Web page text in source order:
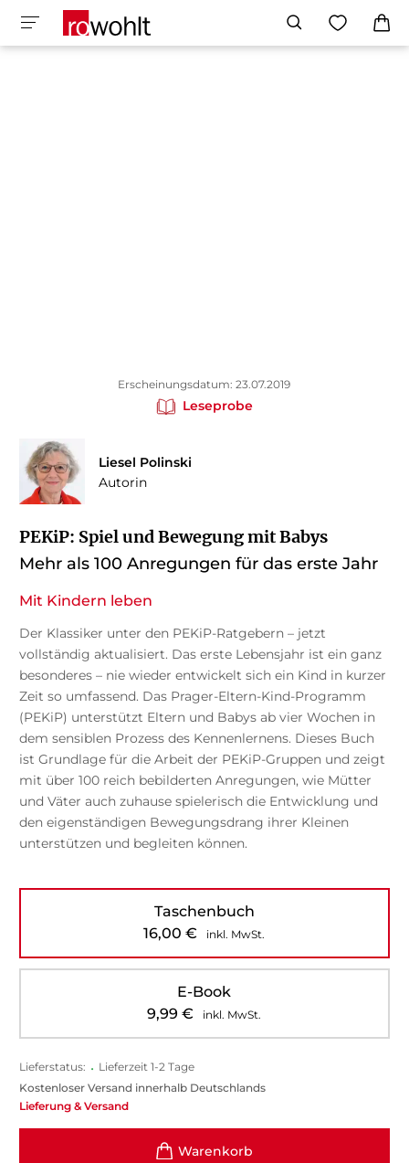
Erscheinungsdatum: 23.07.2019
Leseprobe
Liesel Polinski
Autorin
PEKiP: Spiel und Bewegung mit Babys
Mehr als 100 Anregungen für das erste Jahr
Mit Kindern leben
Der Klassiker unter den PEKiP-Ratgebern – jetzt
vollständig aktualisiert. Das erste Lebensjahr ist ein ganz
besonderes – nie wieder entwickelt sich ein Kind in kurzer
Zeit so umfassend. Das Prager-Eltern-Kind-Programm
(PEKiP) unterstützt Eltern und Babys ab vier Wochen in
dem sensiblen Prozess des Kennenlernens. Dieses Buch
ist Grundlage für die Arbeit der PEKiP-Gruppen und zeigt
mit über 100 reich bebilderten Anregungen, wie Mütter
und Väter auch zuhause spielerisch die Entwicklung und
den eigenständigen Bewegungsdrang ihrer Kleinen
unterstützen und begleiten können.
Taschenbuch
16,00€ inkl. MwSt.
E-Book
9,99€ inkl. MwSt.
Lieferstatus: • Lieferzeit 1-2 Tage
Kostenloser Versand innerhalb Deutschlands
Lieferung & Versand